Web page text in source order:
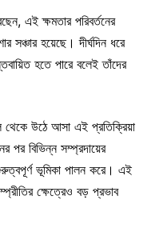
এই ক্ষমতার পরিবর্তনের
হয়েছে। দীর্ঘদিন ধরে
হতে পারে বলেই তাঁদের
উঠে আসা এই প্রতিক্রিয়া
পর বিভিন্ন সম্প্রদায়ের
ভূমিকা পালন করে। এই
ক্ষেত্রেও বড় প্রভাব